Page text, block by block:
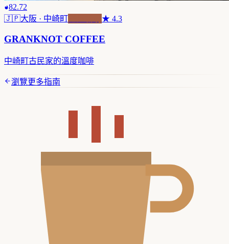
82.72
🇯🇵大阪 · 中崎町 ★ 4.3
GRANKNOT COFFEE
中崎町古民家的溫度咖啡
瀏覽更多指南